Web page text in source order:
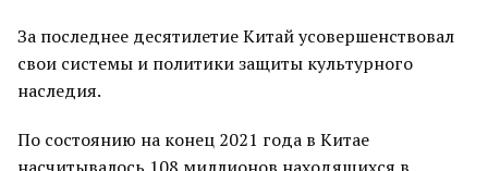
За последнее десятилетие Китай усовершенствовал
свои системы и политики защиты культурного
наследия.
По состоянию на конец 2021 года в Китае